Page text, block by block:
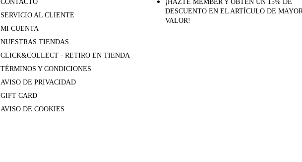
CONTACTO
SERVICIO AL CLIENTE
MI CUENTA
NUESTRAS TIENDAS
CLICK&COLLECT - RETIRO EN TIENDA
TÉRMINOS Y CONDICIONES
AVISO DE PRIVACIDAD
GIFT CARD
AVISO DE COOKIES
¡HAZTE MEMBER Y OBTÉN UN 15% DE
DESCUENTO EN EL ARTÍCULO DE
VALOR!